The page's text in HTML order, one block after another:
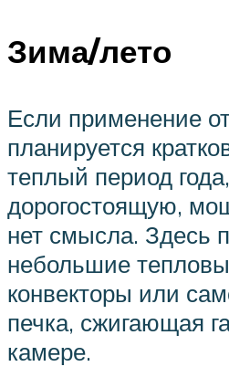
Зима/лето
Если применение
планируется
теплый период
дорогостоящую,
нет смысла. Здесь
небольшие
конвекторы или
печка, сжигающая
камере.